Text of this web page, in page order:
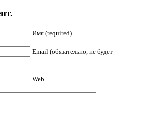
Имя (required)
Email (обязательно, не будет
Web